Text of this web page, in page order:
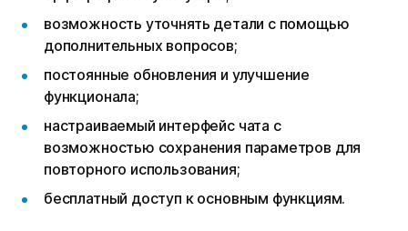
возможность уточнять детали с помощью
дополнительных вопросов;
постоянные обновления и улучшение
функционала;
настраиваемый интерфейс чата с
возможностью сохранения параметров для
повторного использования;
бесплатный доступ к основным функциям.